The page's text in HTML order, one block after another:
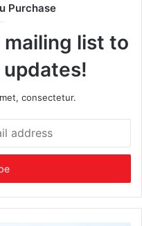
Purchase
list to
consectetur.